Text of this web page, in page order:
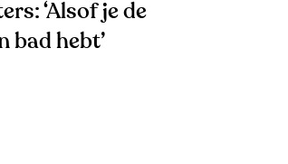
‘Alsof je de
bad hebt’